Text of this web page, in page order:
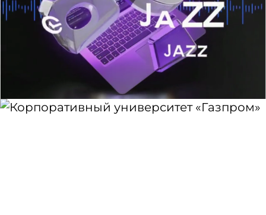
Создать презентацию, которая
продемонстрирует преимущества SberJazz